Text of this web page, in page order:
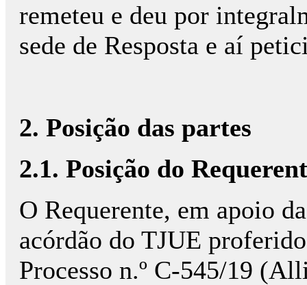
remeteu e deu por
sede de Resposta e aí
2. Posição das partes
2.1. Posição do
O Requerente, em apoio
acórdão do TJUE
Processo n.º C-545/19